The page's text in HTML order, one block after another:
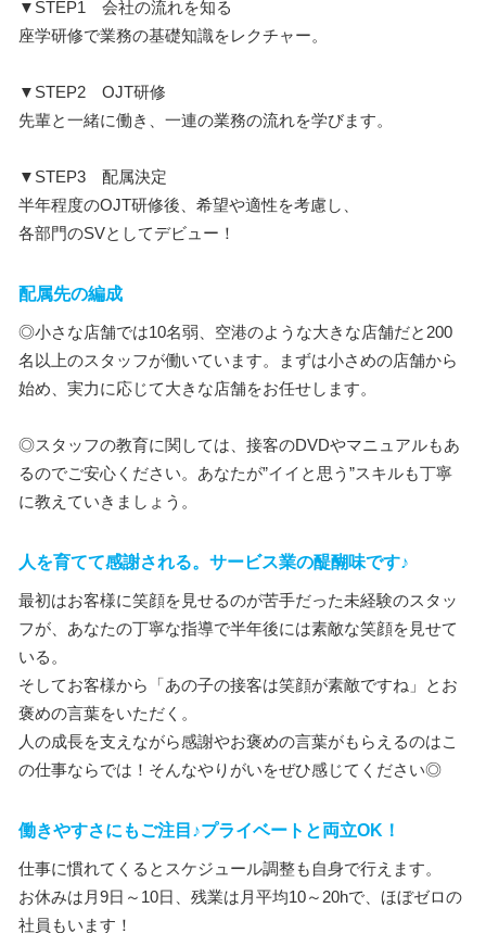
▼STEP1 会社の流れを知る
座学研修で業務の基礎知識をレクチャー。
▼STEP2 OJT研修
先輩と一緒に働き、一連の業務の流れを学びます。
▼STEP3 配属決定
半年程度のOJT研修後、希望や適性を考慮し、
各部門のSVとしてデビュー！
配属先の編成
◎小さな店舗では10名弱、空港のような大きな店舗だと200
名以上のスタッフが働いています。まずは小さめの店舗から
始め、実力に応じて大きな店舗をお任せします。
◎スタッフの教育に関しては、接客のDVDやマニュアルもあ
るのでご安心ください。あなたが”イイと思う”スキルも丁寧
に教えていきましょう。
人を育てて感謝される。サービス業の醍醐味です♪
最初はお客様に笑顔を見せるのが苦手だった未経験のスタッ
フが、あなたの丁寧な指導で半年後には素敵な笑顔を見せて
いる。
そしてお客様から「あの子の接客は笑顔が素敵ですね」とお
褒めの言葉をいただく。
人の成長を支えながら感謝やお褒めの言葉がもらえるのはこ
の仕事ならでは！そんなやりがいをぜひ感じてください◎
働きやすさにもご注目♪プライベートと両立OK！
仕事に慣れてくるとスケジュール調整も自身で行えます。
お休みは月9日～10日、残業は月平均10～20hで、ほぼゼロの
社員もいます！